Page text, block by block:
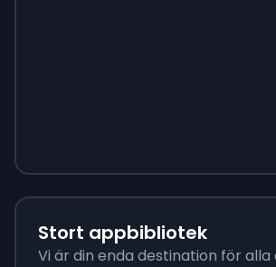
Stort appbibliotek
Vi är din enda destination för